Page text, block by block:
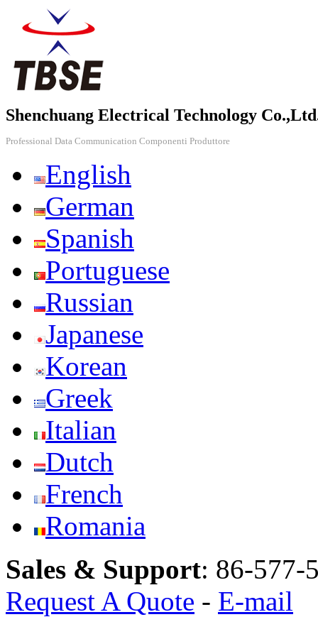
Shenchuang Electrical Technology
Professional Data Communication Componenti Produttore
English
German
Spanish
Portuguese
Russian
Japanese
Korean
Greek
Italian
Dutch
French
Romania
Sales & Support: 86-577-
Request A Quote - E-mail